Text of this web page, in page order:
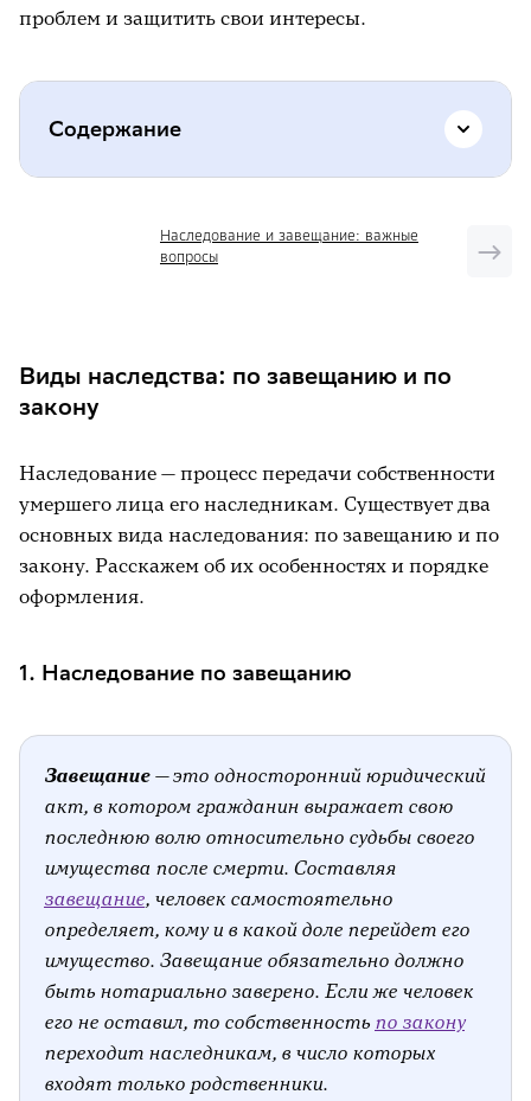
проблем и защитить свои интересы.
Содержание
1.Сбор пакета документов
2.
4.Получение свидетельства о праве на
наследство
5.Регистрация права владения
наследством
Наследование и завещание: важные
вопросы
Виды наследства: по завещанию и по
закону
Наследование — процесс передачи собственности
умершего лица его наследникам. Существует два
основных вида наследования: по завещанию и по
закону. Расскажем об их особенностях и порядке
оформления.
1. Наследование по завещанию
Завещание — это односторонний юридический
акт, в котором гражданин выражает свою
последнюю волю относительно судьбы своего
имущества после смерти. Составляя
завещание, человек самостоятельно
определяет, кому и в какой доле перейдет его
имущество. Завещание обязательно должно
быть нотариально заверено. Если же человек
его не оставил, то собственность по закону
переходит наследникам, в число которых
входят только родственники.